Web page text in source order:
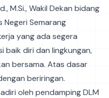
M.Si., Wakil Dekan bidang
Negeri Semarang
yang ada segera
baik diri dan lingkungan,
bersama. Atas dasar
beriringan.
oleh pendamping DLM